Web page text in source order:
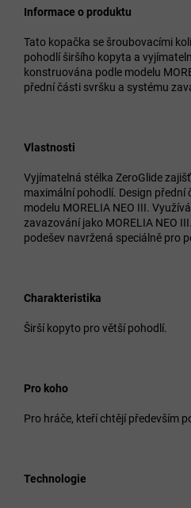
Informace o produktu
Tato kopačka se šroubovacími
pohodlí širšího kopyta a
konstruována podle modelu
přední části svršku a systému
Vlastnosti
Vyjímatelná stélka ZeroGlide
maximální pohodlí. Design přední
modelu MORELIA NEO III.
zavazování jako MORELIA NEO
podešev navržená speciálně pro
Charakteristika
Širší kopyto pro větší pohodlí.
Pro koho
Pro hráče, kteří chtějí především
Technologie